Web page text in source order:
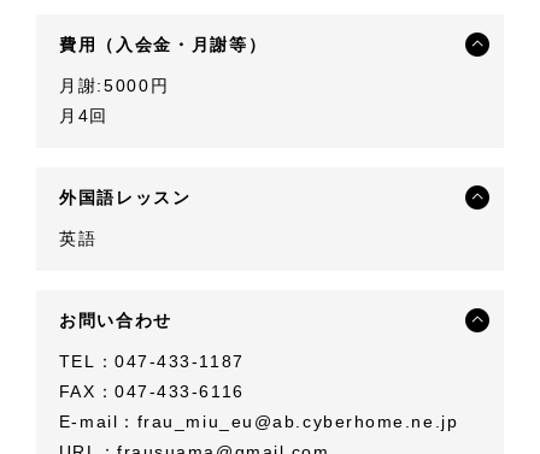
費用（入会金・月謝等）
月謝:5000円
月4回
外国語レッスン
英語
お問い合わせ
TEL：047-433-1187
FAX：047-433-6116
E-mail： frau_miu_eu@ab.cyberhome.ne.jp